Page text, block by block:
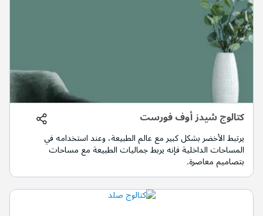
كتالوج شيدز أوف فورست
يرتبط الأخضر بشكل كبير مع عالم الطبيعة، وعند استخدامه في
المساحات الداخلية فإنه يربط جماليات الطبيعة مع مساحات
بتصاميم معاصرة.